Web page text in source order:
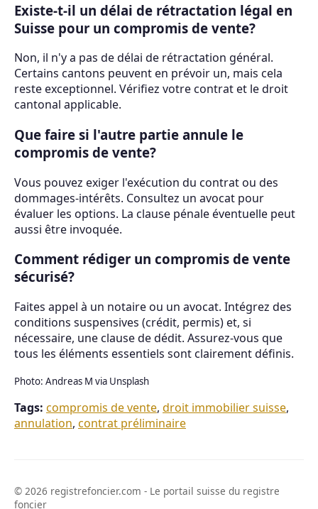
Existe-t-il un délai de rétractation légal en
Suisse pour un compromis de vente?
Non, il n'y a pas de délai de rétractation général.
Certains cantons peuvent en prévoir un, mais cela
reste exceptionnel. Vérifiez votre contrat et le droit
cantonal applicable.
Que faire si l'autre partie annule le
compromis de vente?
Vous pouvez exiger l'exécution du contrat ou des
dommages-intérêts. Consultez un avocat pour
évaluer les options. La clause pénale éventuelle peut
aussi être invoquée.
Comment rédiger un compromis de vente
sécurisé?
Faites appel à un notaire ou un avocat. Intégrez des
conditions suspensives (crédit, permis) et, si
nécessaire, une clause de dédit. Assurez-vous que
tous les éléments essentiels sont clairement définis.
Photo: Andreas M via Unsplash
Tags: compromis de vente, droit immobilier suisse,
annulation, contrat préliminaire
© 2026 registrefoncier.com - Le portail suisse du registre
foncier